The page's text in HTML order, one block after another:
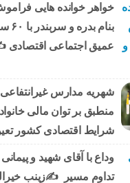
خواهر خوانده هایی
بنام
عمیق اجتماعی
شهریه مدارس غیرانتفاعی
منطبق بر توان مالی
شرایط اقتصادی کشور
وداع با آقای شهید و
تداوم مسیر ✍زینب